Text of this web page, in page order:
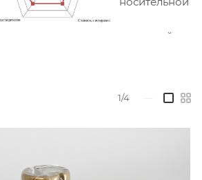
-5℃ ~ 40℃ при относительной
1/4